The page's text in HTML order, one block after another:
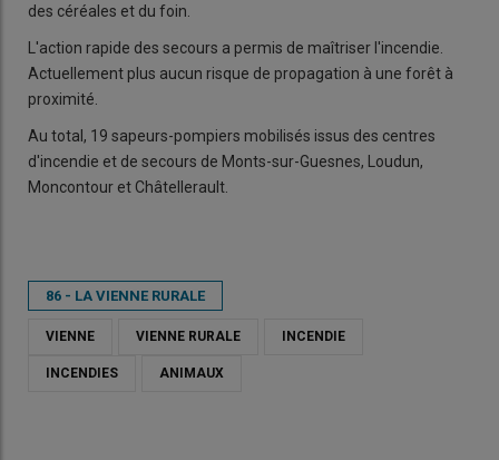
des céréales et du foin.
L'action rapide des secours a permis de maîtriser l'incendie.
Actuellement plus aucun risque de propagation à une forêt à
proximité.
Au total, 19 sapeurs-pompiers mobilisés issus des centres
d'incendie et de secours de Monts-sur-Guesnes, Loudun,
Moncontour et Châtellerault.
86 - LA VIENNE RURALE
VIENNE VIENNE RURALE INCENDIE
INCENDIES ANIMAUX